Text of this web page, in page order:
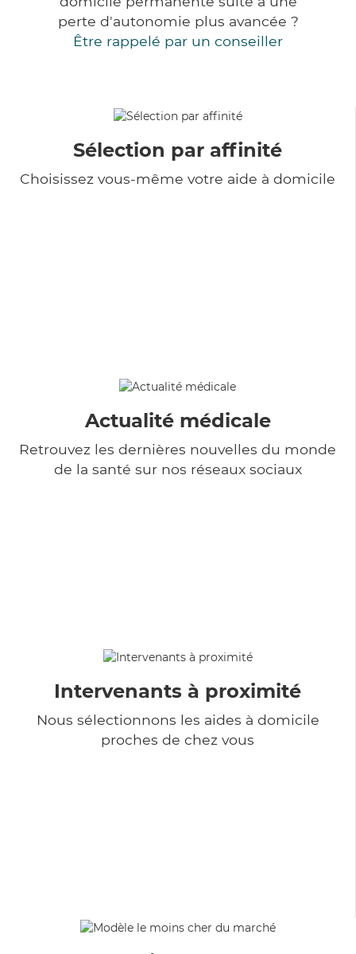
perte d'autonomie plus avancée ?
Être rappelé par un conseiller
Sélection par affinité
Choisissez vous-même votre aide à domicile
Actualité médicale
Retrouvez les dernières nouvelles du monde
de la santé sur nos réseaux sociaux
Intervenants à proximité
Nous sélectionnons les aides à domicile
proches de chez vous